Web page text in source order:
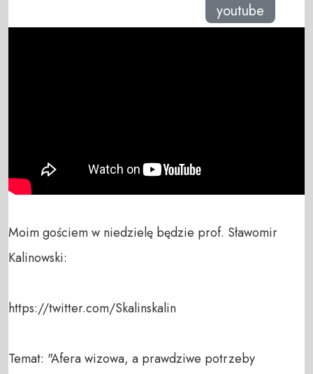
youtube
Moim gościem w niedzielę będzie prof. Sławomir
Kalinowski:
https://twitter.com/Skalinskalin
Temat: "Afera wizowa, a prawdziwe potrzeby